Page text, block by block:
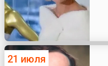
21 июля